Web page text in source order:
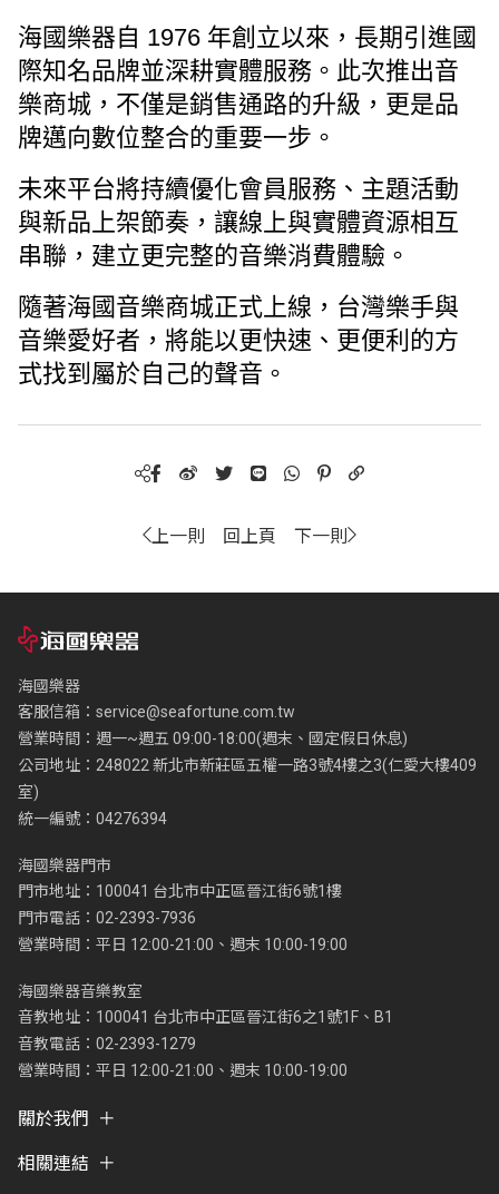
海國樂器自 1976 年創立以來，長期引進國
際知名品牌並深耕實體服務。此次推出音
樂商城，不僅是銷售通路的升級，更是品
牌邁向數位整合的重要一步。
未來平台將持續優化會員服務、主題活動
與新品上架節奏，讓線上與實體資源相互
串聯，建立更完整的音樂消費體驗。
隨著海國音樂商城正式上線，台灣樂手與
音樂愛好者，將能以更快速、更便利的方
式找到屬於自己的聲音。
上一則 回上頁 下一則
海國樂器
客服信箱： service@seafortune.com.tw
營業時間：週一~週五 09:00-18:00(週末、國定假日休息)
公司地址：248022 新北市新莊區五權一路3號4樓之3(仁愛大樓409
室)
統一編號：04276394
海國樂器門市
門市地址：100041 台北市中正區晉江街6號1樓
門市電話：02-2393-7936
營業時間：平日 12:00-21:00、週末 10:00-19:00
海國樂器音樂教室
音教地址：100041 台北市中正區晉江街6之1號1F、B1
音教電話：02-2393-1279
營業時間：平日 12:00-21:00、週末 10:00-19:00
關於我們
相關連結